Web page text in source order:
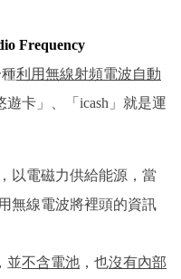
Frequency
利用無線射頻電波自動
卡」、「icash」就是運
以電磁力供給能源，當
無線電波將裡頭的資訊
並不含電池 ，也沒有內部